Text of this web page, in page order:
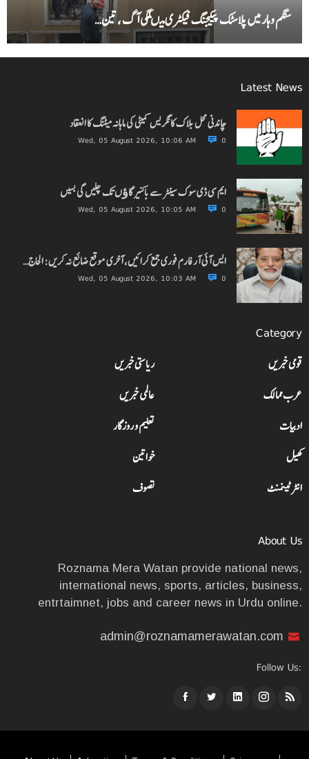
سنگم وہار میں پلاسٹک پیکیجنگ فیکٹری میںلگی آگ ، تین…
Latest News
چاندنی محل بلاک کانگریس کمیٹی کی ماہانہ میٹنگ کا انعقاد
Wed, 05 August 2026, 10:06 AM 0
ایم سی ڈی سوک سینٹر سے باکنیر گاﺅں تک چلیں گی بسیں
Wed, 05 August 2026, 10:05 AM 0
ایس آئی آر فارم فوری جمع کرائیں، آخری موقع ضائع نہ کریں: الحاج…
Wed, 05 August 2026, 10:03 AM 0
Category
قومی خبریں
ریاستی خبریں
عرب ممالک
عالمی خبریں
ادبیات
تعلیم و روزگار
کھیل
خواتین
انٹرٹینمنٹ
تصوف
About Us
Roznama Mera Watan provide national news,
international news, sports, articles, business,
entrtaimnet, jobs and career news in Urdu online.
admin@roznamamerawatan.com
Follow Us: